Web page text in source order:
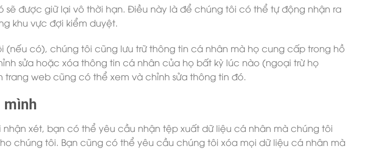
sẽ được giữ lại vô thời hạn. Điều này là để chúng tôi có thể tự động nhận ra
khu vực đợi kiểm duyệt.
có), chúng tôi cũng lưu trữ thông tin cá nhân mà họ cung cấp trong hồ
sửa hoặc xóa thông tin cá nhân của họ bất kỳ lúc nào (ngoại trừ họ
web cũng có thể xem và chỉnh sửa thông tin đó.
mình
xét, bạn có thể yêu cầu nhận tệp xuất dữ liệu cá nhân mà chúng tôi
chúng tôi. Bạn cũng có thể yêu cầu chúng tôi xóa mọi dữ liệu cá nhân mà